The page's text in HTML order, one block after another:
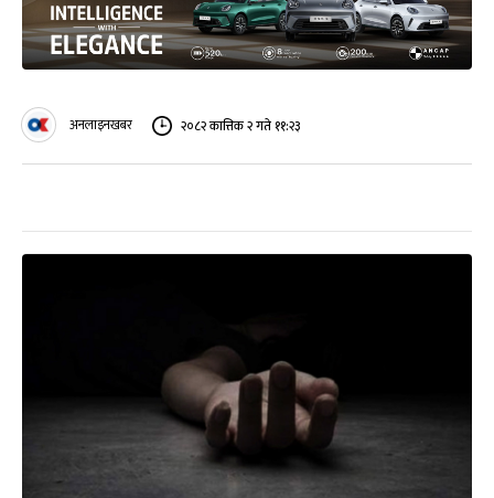
अनलाइनखबर २०८२ कात्तिक २ गते ११:२३